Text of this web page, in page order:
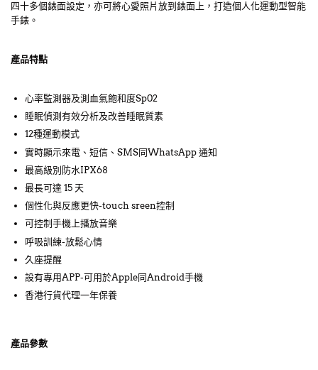
四十多個錶面設定，亦可將心愛照片放到錶面上，打造個人化運動型智能
手錶。
產品特點
心率監測器及測血氣飽和度Sp02
睡眠偵測有效分析及改善睡眠質素
12種運動模式
實時顯示來電、短信、SMS同WhatsApp 通知
最高級別防水IPX68
最長可達 15 天
個性化與反應更快-touch sreen控制
可控制手機上播放音樂
呼吸訓練-放鬆心情
久座提醒
設有專用APP-可用於Apple同Android手機
香港行貨代理一年保養
產品參數